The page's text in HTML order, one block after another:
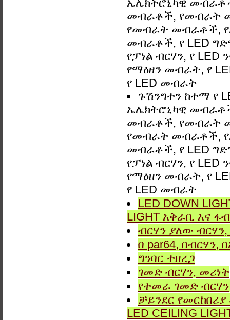
ኤሌክትሮኒካዊ
መብራቶች, የመብራት
የመብራት መብራቶች,
መብራቶች, የ LED
የፓነል ብርሃን, የ LED
የማዕዘን መብራት, የ
የ LED መብራት
ጉሽንግተን ከተማ የ
ኤሌክትሮኒካዊ
መብራቶች, የመብራት
የመብራት መብራቶች,
መብራቶች, የ LED
የፓነል ብርሃን, የ LED
የማዕዘን መብራት, የ
የ LED መብራት
LED DOWN
LIGHT አቅራቢ እና
ብርሃን ያለው ብርሃን,
በ par64, በብርሃን,
ግንባር ​​ተዘረጋ
ገመድ ብርሃን, መሪነት
የተመራ ገመድ
ቻይንደር
LED CEILING